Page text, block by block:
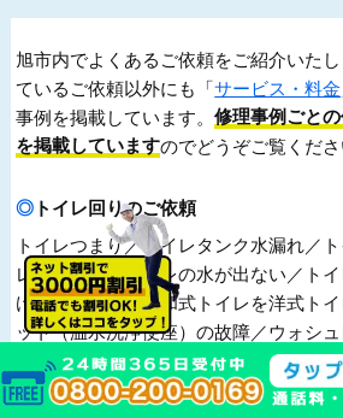
旭市内でよくあるご依頼をご紹介いた
ているご依頼以外にも「サービス・料金
事例を掲載しています。修理事例ごと
を掲載していますのでどうぞご覧くださ
トイレ回りのご依頼
トイレつまり／トイレタンク水漏れ／
レ床水漏れ／トイレの水が出ない／ト
け／トイレ交換／和式トイレを洋式ト
ット（温水洗浄便座）の故障／ウォシ
座）の取り付け／ウォシュレット（温
イレリフォーム／